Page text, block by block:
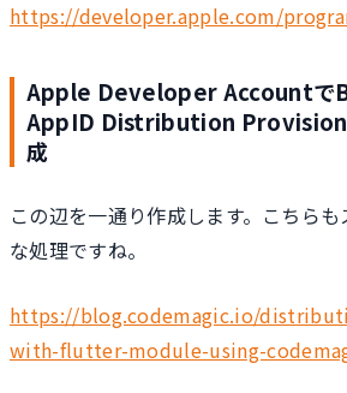
https://developer.apple.com/
Apple Developer Accountで
AppID Distribution
成
この辺を一通り作成します。こちら
な処理ですね。
https://blog.codemagic.io/
with-flutter-module-using-